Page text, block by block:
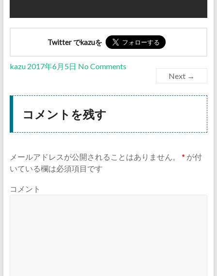
Twitter でkazuを
kazu 2017年6月5日 No Comments
Next →
コメントを残す
メールアドレスが公開されることはありません。 * が付
いている欄は必須項目です
コメント